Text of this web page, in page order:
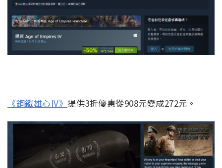
《鋼鐵雄心IV》 提供3折優惠從908元變成272元。